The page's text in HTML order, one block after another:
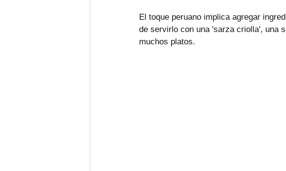
El toque peruano implica agregar
de servirlo con una 'sarza criolla', una
muchos platos.